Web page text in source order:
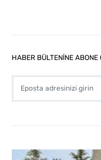
HABER BÜLTENİNE ABONE